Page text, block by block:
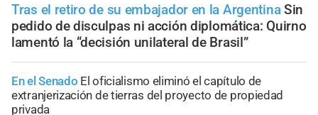
Tras el retiro de su embajador en la Argentina Sin
pedido de disculpas ni acción diplomática: Quirno
lamentó la “decisión unilateral de Brasil”
En el Senado El oficialismo eliminó el capítulo de
extranjerización de tierras del proyecto de propiedad
privada